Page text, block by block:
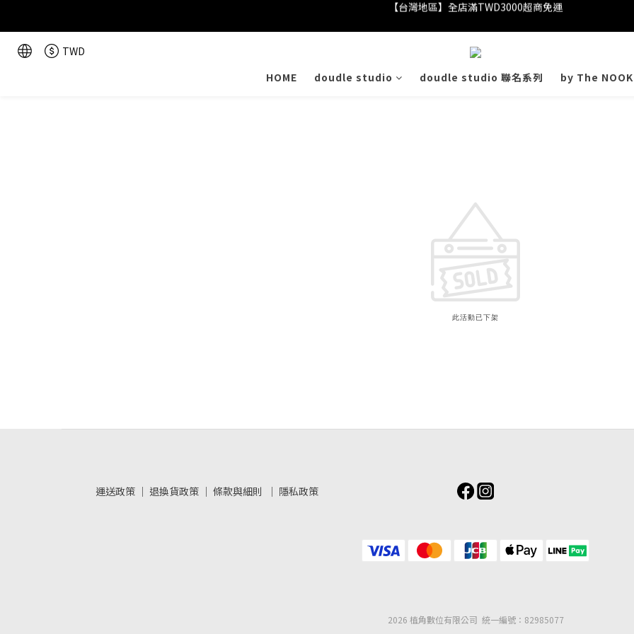
【台灣地區】全店滿TWD3000超商免運
香港／澳門／馬來西亞 順豐到付
TWD
HOME
doudle studio doudle studio 聯名系列 by The NOOK
此活動已下架
運送政策｜ 退換貨政策｜ 條款與細則 ｜ 隱私政策
2026 植角數位有限公司 統一編號：82985077